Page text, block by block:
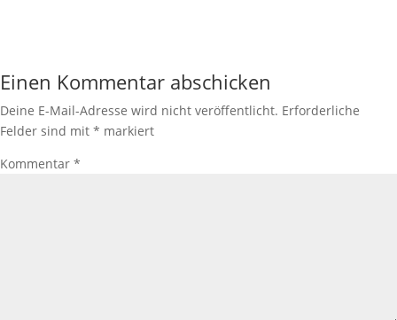
Einen Kommentar abschicken
Deine E-Mail-Adresse wird nicht veröffentlicht. Erforderliche
Felder sind mit * markiert
Kommentar *